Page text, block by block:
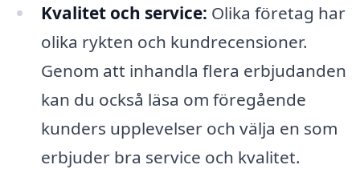
Kvalitet och service: Olika företag har
olika rykten och kundrecensioner.
Genom att inhandla flera erbjudanden
kan du också läsa om föregående
kunders upplevelser och välja en som
erbjuder bra service och kvalitet.